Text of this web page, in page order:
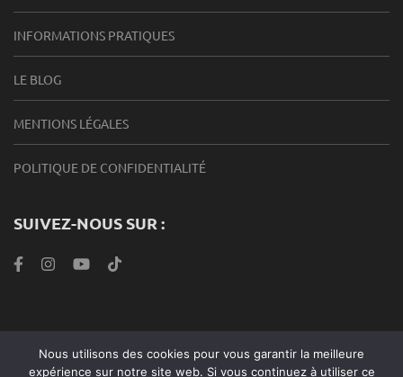
INFORMATIONS PRATIQUES
LE BLOG
MENTIONS LÉGALES
POLITIQUE DE CONFIDENTIALITÉ
SUIVEZ-NOUS SUR :
Roabook Endurance 2024 |Metro Magazine | Développé par
Nous utilisons des cookies pour vous garantir la meilleure
expérience sur notre site web. Si vous continuez à utiliser ce